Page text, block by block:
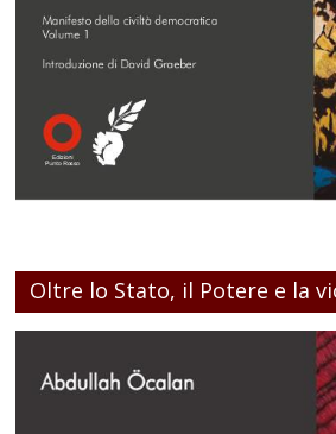
Oltre lo Stato, il Potere e la